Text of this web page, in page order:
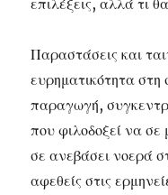
Παραστάσεις και
ευρηματικότητα στη
παραγωγή,
που φιλοδοξεί να σε
σε ανεβάσει νοερά
αφεθείς στις